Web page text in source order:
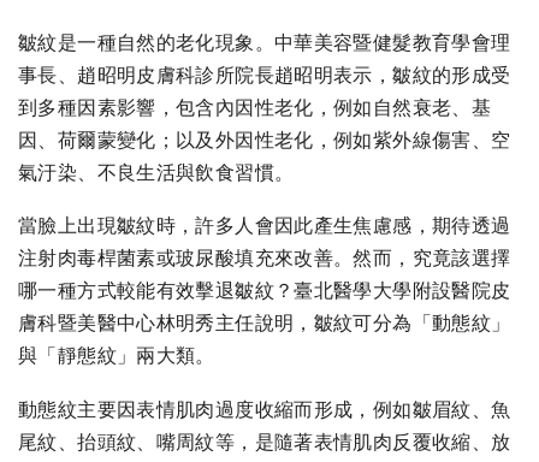
皺紋是一種自然的老化現象。中華美容暨健髮教育學會理
事長、趙昭明皮膚科診所院長趙昭明表示，皺紋的形成受
到多種因素影響，包含內因性老化，例如自然衰老、基
因、荷爾蒙變化；以及外因性老化，例如紫外線傷害、空
氣汙染、不良生活與飲食習慣。
當臉上出現皺紋時，許多人會因此產生焦慮感，期待透過
注射肉毒桿菌素或玻尿酸填充來改善。然而，究竟該選擇
哪一種方式較能有效擊退皺紋？臺北醫學大學附設醫院皮
膚科暨美醫中心林明秀主任說明，皺紋可分為「動態紋」
與「靜態紋」兩大類。
動態紋主要因表情肌肉過度收縮而形成，例如皺眉紋、魚
尾紋、抬頭紋、嘴周紋等，是隨著表情肌肉反覆收縮、放